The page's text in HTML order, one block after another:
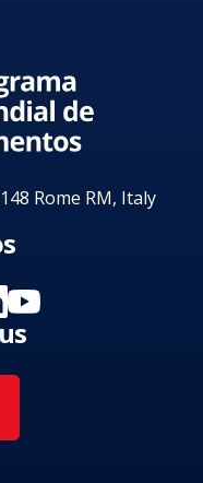
Rome RM, Italy